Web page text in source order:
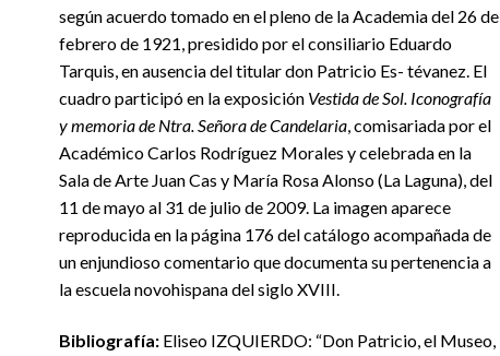
según acuerdo tomado en el pleno de la Academia del 26 de
febrero de 1921, presidido por el consiliario Eduardo
Tarquis, en ausencia del titular don Patricio Es- tévanez. El
cuadro participó en la exposición Vestida de Sol. Iconografía
y memoria de Ntra. Señora de Candelaria, comisariada por el
Académico Carlos Rodríguez Morales y celebrada en la
Sala de Arte Juan Cas y María Rosa Alonso (La Laguna), del
11 de mayo al 31 de julio de 2009. La imagen aparece
reproducida en la página 176 del catálogo acompañada de
un enjundioso comentario que documenta su pertenencia a
la escuela novohispana del siglo XVIII.
Bibliografía: Eliseo IZQUIERDO: “Don Patricio, el Museo,